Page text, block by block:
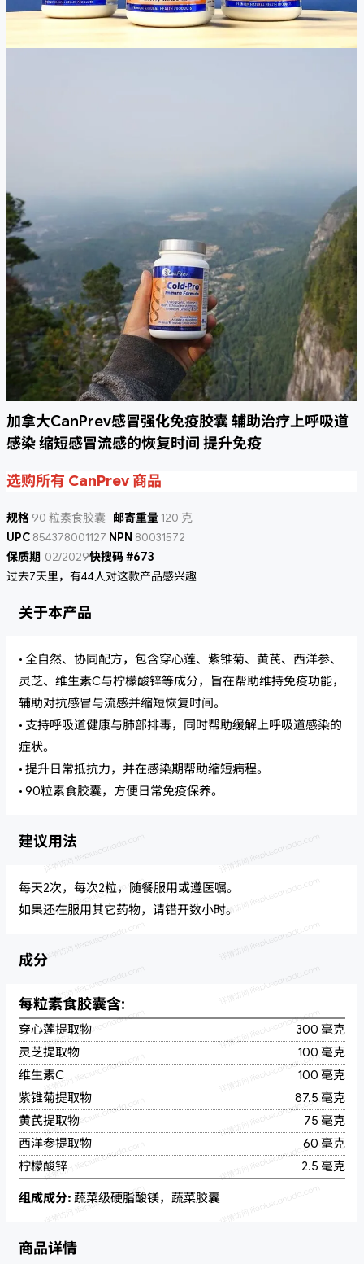
加拿大CanPrev感冒强化免疫胶囊 辅助治疗上呼吸道
感染 缩短感冒流感的恢复时间 提升免疫
选购所有 CanPrev 商品
规格 90 粒素食胶囊 邮寄重量 120 克
UPC 854378001127 NPN 80031572
保质期 02/2029快搜码 #673
过去7天里，有44人对这款产品感兴趣
关于本产品
• 全自然、协同配方，包含穿心莲、紫锥菊、黄芪、西洋参、
灵芝、维生素C与柠檬酸锌等成分，旨在帮助维持免疫功能，
辅助对抗感冒与流感并缩短恢复时间。
• 支持呼吸道健康与肺部排毒，同时帮助缓解上呼吸道感染的
症状。
• 提升日常抵抗力，并在感染期帮助缩短病程。
• 90粒素食胶囊，方便日常免疫保养。
建议用法
每天2次，每次2粒，随餐服用或遵医嘱。
如果还在服用其它药物，请错开数小时。
成分
每粒素食胶囊含:
穿心莲提取物
300 毫克
灵芝提取物
100 毫克
维生素C
100 毫克
紫锥菊提取物
87.5 毫克
黄芪提取物
75 毫克
西洋参提取物
60 毫克
柠檬酸锌
2.5 毫克
组成成分: 蔬菜级硬脂酸镁，蔬菜胶囊
商品详情